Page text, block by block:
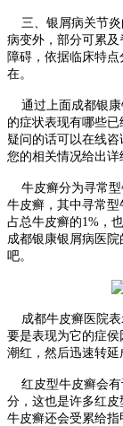
三、银屑病关节炎
病变外，部分可累
障碍，依据临床特
在。
通过上面成都银康
的症状表现有哪些
疑问的话可以在线
您的相关情况给出详
牛皮癣分为寻常型
牛皮癣，其中寻常
占总牛皮癣的1%，
成都银康银屑病医
吧。
成都牛皮癣医院表
要是表现为它的症
潮红，然后迅速转延
红皮型牛皮癣会有
分，这也是许多红
牛皮癣还会受累给指